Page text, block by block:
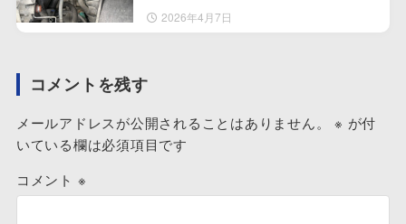
2026年4月7日
コメントを残す
メールアドレスが公開されることはありません。 ※ が付
いている欄は必須項目です
コメント ※